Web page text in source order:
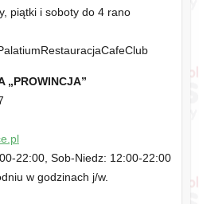
piątki i soboty do 4 rano
„PROWINCJA”
22:00, Sob-Niedz: 12:00-22:00
w godzinach j/w.